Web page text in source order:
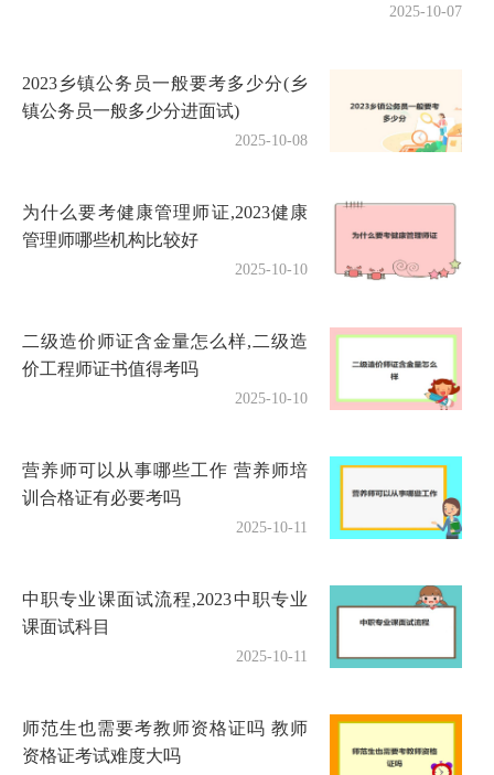
2025-10-07
2023乡镇公务员一般要考多少分(乡
镇公务员一般多少分进面试)
2025-10-08
为什么要考健康管理师证,2023健康
管理师哪些机构比较好
2025-10-10
二级造价师证含金量怎么样,二级造
价工程师证书值得考吗
2025-10-10
营养师可以从事哪些工作 营养师培
训合格证有必要考吗
2025-10-11
中职专业课面试流程,2023中职专业
课面试科目
2025-10-11
师范生也需要考教师资格证吗 教师
资格证考试难度大吗